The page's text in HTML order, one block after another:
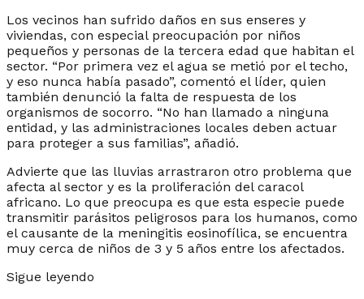
Los vecinos han sufrido daños en sus enseres y
viviendas, con especial preocupación por niños
pequeños y personas de la tercera edad que habitan el
sector. “Por primera vez el agua se metió por el techo,
y eso nunca había pasado”, comentó el líder, quien
también denunció la falta de respuesta de los
organismos de socorro. “No han llamado a ninguna
entidad, y las administraciones locales deben actuar
para proteger a sus familias”, añadió.
Advierte que las lluvias arrastraron otro problema que
afecta al sector y es la proliferación del caracol
africano. Lo que preocupa es que esta especie puede
transmitir parásitos peligrosos para los humanos, como
el causante de la meningitis eosinofílica, se encuentra
muy cerca de niños de 3 y 5 años entre los afectados.
Sigue leyendo